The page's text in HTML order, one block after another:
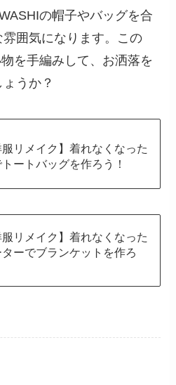
の帽子やバッグを合
囲気になります。この
を手編みして、お洒落を
うか？
服リメイク】着れなくなった
トートバッグを作ろう！
服リメイク】着れなくなった
ターでブランケットを作ろ